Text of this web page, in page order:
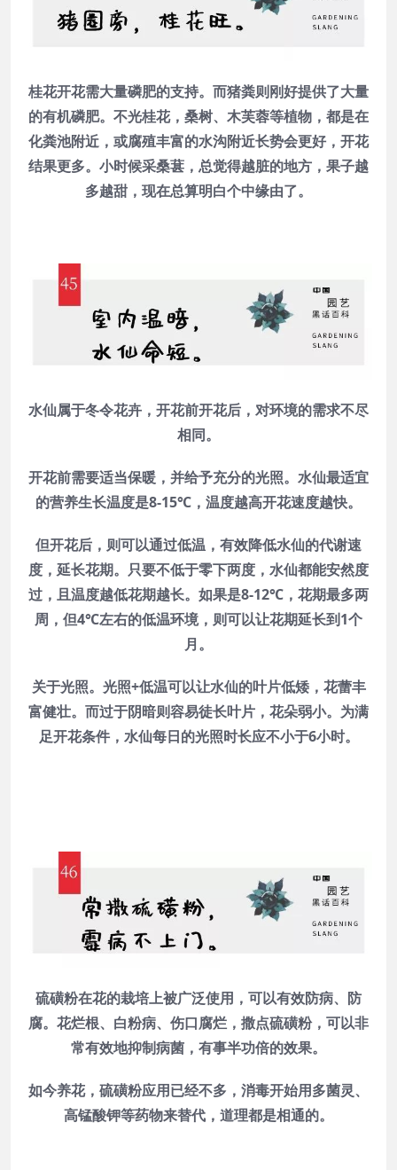
桂花开花需大量磷肥的支持。而猪粪则刚好提供了大量
的有机磷肥。不光桂花，桑树、木芙蓉等植物，都是在
化粪池附近，或腐殖丰富的水沟附近长势会更好，开花
结果更多。小时候采桑葚，总觉得越脏的地方，果子越
多越甜，现在总算明白个中缘由了。
水仙属于冬令花卉，开花前开花后，对环境的需求不尽
相同。
开花前需要适当保暖，并给予充分的光照。水仙最适宜
的营养生长温度是8-15℃，温度越高开花速度越快。
但开花后，则可以通过低温，有效降低水仙的代谢速
度，延长花期。只要不低于零下两度，水仙都能安然度
过，且温度越低花期越长。如果是8-12℃，花期最多两
周，但4℃左右的低温环境，则可以让花期延长到1个
月。
关于光照。光照+低温可以让水仙的叶片低矮，花蕾丰
富健壮。而过于阴暗则容易徒长叶片，花朵弱小。为满
足开花条件，水仙每日的光照时长应不小于6小时。
硫磺粉在花的栽培上被广泛使用，可以有效防病、防
腐。花烂根、白粉病、伤口腐烂，撒点硫磺粉，可以非
常有效地抑制病菌，有事半功倍的效果。
如今养花，硫磺粉应用已经不多，消毒开始用多菌灵、
高锰酸钾等药物来替代，道理都是相通的。